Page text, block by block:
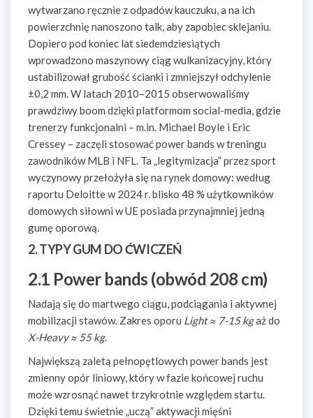
wytwarzano ręcznie z odpadów kauczuku, a na ich
powierzchnię nanoszono talk, aby zapobiec sklejaniu.
Dopiero pod koniec lat siedemdziesiątych
wprowadzono maszynowy ciąg wulkanizacyjny, który
ustabilizował grubość ścianki i zmniejszył odchylenie
±0,2 mm. W latach 2010–2015 obserwowaliśmy
prawdziwy boom dzięki platformom social-media, gdzie
trenerzy funkcjonalni – m.in. Michael Boyle i Eric
Cressey – zaczęli stosować power bands w treningu
zawodników MLB i NFL. Ta „legitymizacja” przez sport
wyczynowy przełożyła się na rynek domowy: według
raportu Deloitte w 2024 r. blisko 48 % użytkowników
domowych siłowni w UE posiada przynajmniej jedną
gumę oporową.
2. TYPY GUM DO ĆWICZEŃ
2.1 Power bands (obwód 208 cm)
Nadają się do martwego ciągu, podciągania i aktywnej
mobilizacji stawów. Zakres oporu Light ≈ 7-15 kgaż do
X-Heavy ≈ 55 kg.
Największą zaletą pełnopętlowych power bands jest
zmienny opór liniowy, który w fazie końcowej ruchu
może wzrosnąć nawet trzykrotnie względem startu.
Dzięki temu świetnie „uczą” aktywacji mięśni